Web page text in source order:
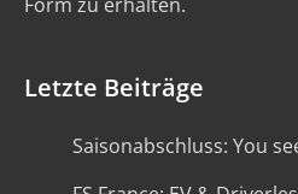
Letzte Beiträge
Saisonabschluss: You